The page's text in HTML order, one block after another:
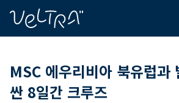
MSC 에우리비아 북유럽과
싼 8일간 크루즈